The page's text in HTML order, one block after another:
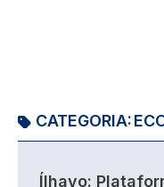
CATEGORIA:
Ílhavo: